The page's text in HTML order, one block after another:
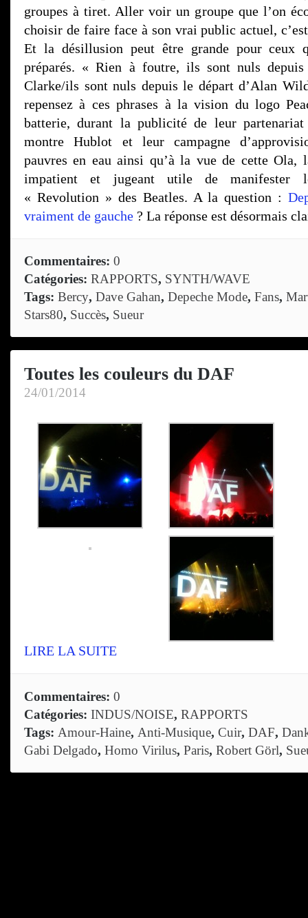
groupes à tiret. Aller voir un groupe que l’on
choisir de faire face à son vrai public actuel,
Et la désillusion peut être grande pour ceux
préparés. « Rien à foutre, ils sont nuls
Clarke/ils sont nuls depuis le départ d’Alan
repensez à ces phrases à la vision du logo
batterie, durant la publicité de leur
montre Hublot et leur campagne
pauvres en eau ainsi qu’à la vue de cette Ola,
impatient et jugeant utile de manifester
« Revolution » des Beatles. A la question :
vraiment de gauche ? La réponse est désormais
Commentaires: 0
Catégories: RAPPORTS, SYNTH/WAVE
Tags: Bercy, Dave Gahan, Depeche Mode, Fans,
Stars80, Succès, Sueur
Toutes les couleurs du DAF
24/01/2014
LIRE LA SUITE
Commentaires: 0
Catégories: INDUS/NOISE, RAPPORTS
Tags: Amour-Haine, Anti-Musique, Cuir, DAF,
Gabi Delgado, Homo Virilus, Paris, Robert Görl,